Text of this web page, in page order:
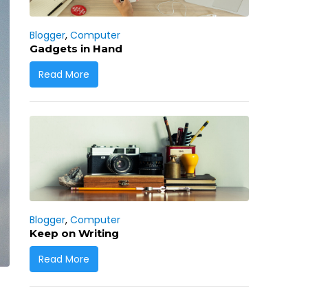
Blogger, Computer
Gadgets in Hand
Read More
Blogger, Computer
Keep on Writing
Read More